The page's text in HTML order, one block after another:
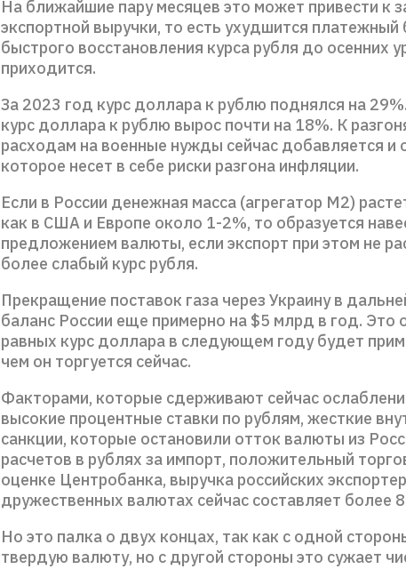
На ближайшие пару месяцев это может привести к
экспортной выручки, то есть ухудшится
быстрого восстановления курса рубля до осенних
приходится.
За 2023 год курс доллара к рублю поднялся на
курс доллара к рублю вырос почти на 18%. К
расходам на военные нужды сейчас добавляется и
которое несет в себе риски разгона инфляции.
Если в России денежная масса (агрегатор М2)
как в США и Европе около 1-2%, то образуется
предложением валюты, если экспорт при этом не
более слабый курс рубля.
Прекращение поставок газа через Украину в
баланс России еще примерно на $5 млрд в год. Это
равных курс доллара в следующем году будет
чем он торгуется сейчас.
Факторами, которые сдерживают сейчас
высокие процентные ставки по рублям, жесткие
санкции, которые остановили отток валюты из
расчетов в рублях за импорт, положительный
оценке Центробанка, выручка российских
дружественных валютах сейчас составляет более
Но это палка о двух концах, так как с одной
твердую валюту, но с другой стороны это сужает